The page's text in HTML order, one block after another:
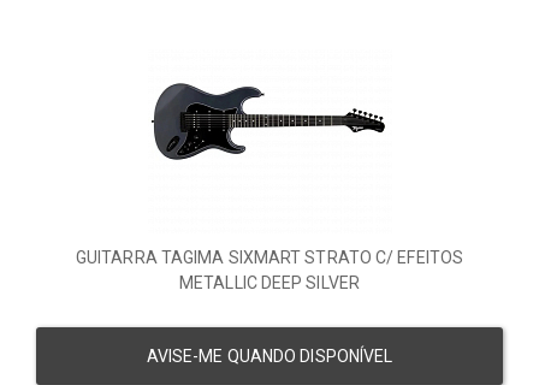
GUITARRA TAGIMA SIXMART STRATO C/ EFEITOS
METALLIC DEEP SILVER
AVISE-ME QUANDO DISPONÍVEL